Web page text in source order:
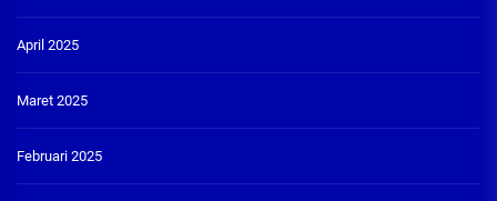
April 2025
Maret 2025
Februari 2025